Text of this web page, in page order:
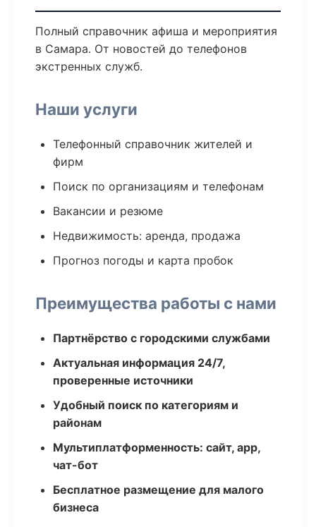
Полный справочник афиша и мероприятия
в Самара. От новостей до телефонов
экстренных служб.
Наши услуги
Телефонный справочник жителей и
фирм
Поиск по организациям и телефонам
Вакансии и резюме
Недвижимость: аренда, продажа
Прогноз погоды и карта пробок
Преимущества работы с нами
Партнёрство с городскими службами
Актуальная информация 24/7,
проверенные источники
Удобный поиск по категориям и
районам
Мультиплатформенность: сайт, app,
чат-бот
Бесплатное размещение для малого
бизнеса